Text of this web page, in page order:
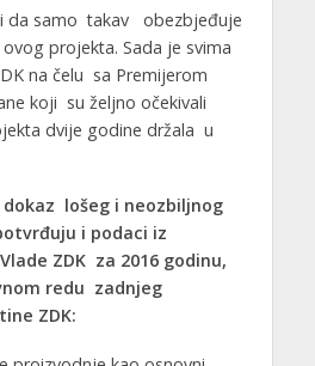
da samo takav obezbjeđuje
projekta. Sada je svima
na čelu sa Premijerom
koji su željno očekivali
dvije godine držala u
lošeg i neozbiljnog
i podaci iz
ZDK za 2016 godinu,
redu zadnjeg
ZDK: